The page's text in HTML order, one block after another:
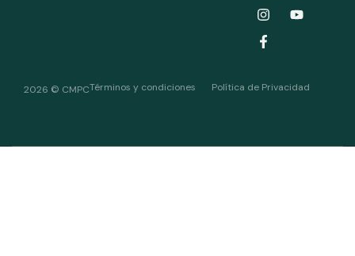
2026 © CMPCTérminos y condiciones Política de Privacidad